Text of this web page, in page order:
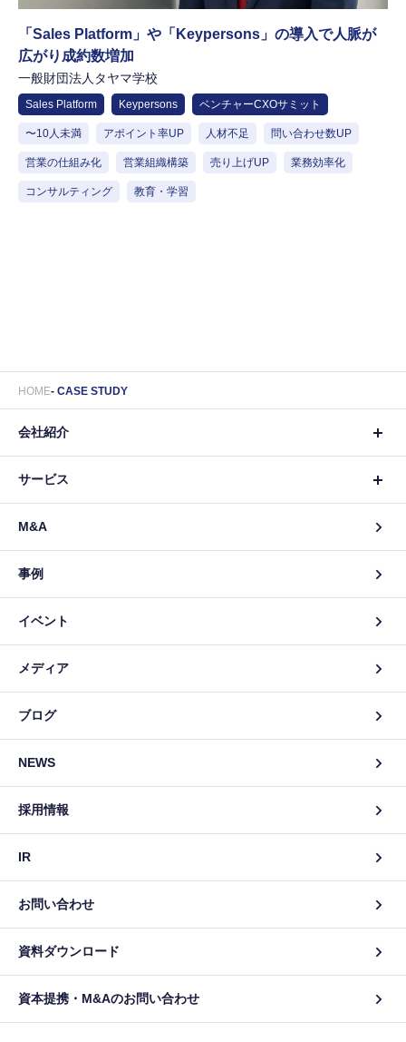
「Sales Platform」や「Keypersons」の導入で人脈が
広がり成約数増加
一般財団法人タヤマ学校
Sales Platform Keypersons ベンチャーCXOサミット
〜10人未満 アポイント率UP 人材不足 問い合わせ数UP
営業の仕組み化 営業組織構築 売り上げUP 業務効率化
コンサルティング 教育・学習
HOME CASE STUDY
会社紹介
サービス
M&A
事例
イベント
メディア
ブログ
NEWS
採用情報
IR
お問い合わせ
資料ダウンロード
資本提携・M&Aのお問い合わせ